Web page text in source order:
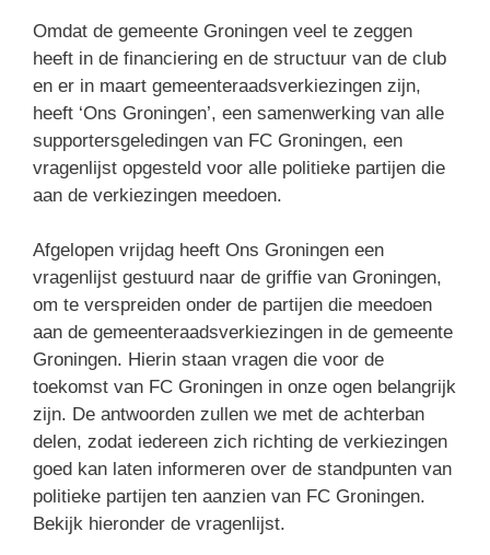
Omdat de gemeente Groningen veel te zeggen
heeft in de financiering en de structuur van de club
en er in maart gemeenteraadsverkiezingen zijn,
heeft ‘Ons Groningen’, een samenwerking van alle
supportersgeledingen van FC Groningen, een
vragenlijst opgesteld voor alle politieke partijen die
aan de verkiezingen meedoen.
Afgelopen vrijdag heeft Ons Groningen een
vragenlijst gestuurd naar de griffie van Groningen,
om te verspreiden onder de partijen die meedoen
aan de gemeenteraadsverkiezingen in de gemeente
Groningen. Hierin staan vragen die voor de
toekomst van FC Groningen in onze ogen belangrijk
zijn. De antwoorden zullen we met de achterban
delen, zodat iedereen zich richting de verkiezingen
goed kan laten informeren over de standpunten van
politieke partijen ten aanzien van FC Groningen.
Bekijk hieronder de vragenlijst.